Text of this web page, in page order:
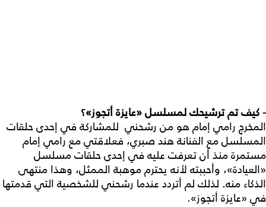
- كيف تم ترشيحك لمسلسل «عايزة أتجوز»؟
المخرج رامي إمام هو من رشحني للمشاركة في إحدى حلقات
المسلسل مع الفنانة هند صبري، فعلاقتي مع رامي إمام
مستمرة منذ أن تعرفت عليه في إحدى حلقات مسلسل
«العيادة»، وأحببته لأنه يحترم موهبة الممثل، وهذا منتهى
الذكاء منه. لذلك لم أتردد عندما رشحني للشخصية التي قدمتها
في «عايزة أتجوز».